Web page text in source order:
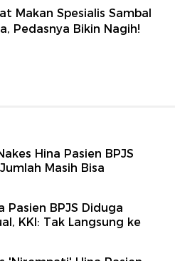
Makan Spesialis Sambal
Pedasnya Bikin Nagih!
Hina Pasien BPJS
Masih Bisa
Pasien BPJS Diduga
KKI: Tak Langsung ke